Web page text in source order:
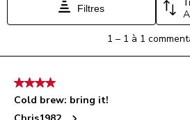
formulaire
soumission.
le
formulaire
soumission.
formulaire
de
soumission.
le
Filtres
1
commentaire.
1 – 1 à 1
4 étoile(s) sur 5.
Cold brew: bring it!